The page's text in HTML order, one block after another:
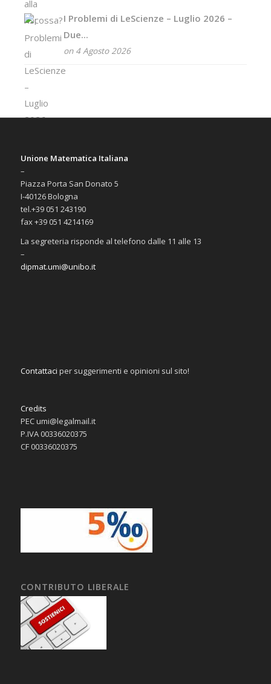
I Problemi di LeScienze – Luglio 2026 –
Due...
on 4 Agosto 2026
Unione Matematica Italiana
–
Piazza Porta San Donato 5
I-40126 Bologna
tel.+39 051 243190
fax +39 051 4214169
La segreteria risponde al telefono dalle 11 alle 13
–
dipmat.umi@unibo.it
Contattaci per suggerimenti e opinioni sul sito!
Credits
PEC umi@legalmail.it
P.IVA 00336020375
CF 00336020375
CONTRIBUTO LIBERALE